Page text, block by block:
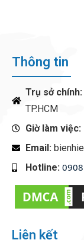
Thông tin
Trụ sở chính:
TP.HCM
Giờ làm việc:
Email:
Hotline:
Liên kết